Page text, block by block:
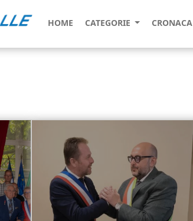
HOME CATEGORIE CRONACA